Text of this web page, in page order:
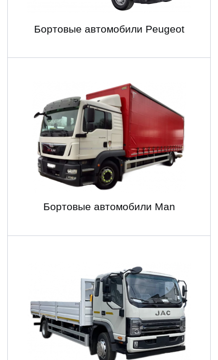
Бортовые автомобили Peugeot
Бортовые автомобили Man